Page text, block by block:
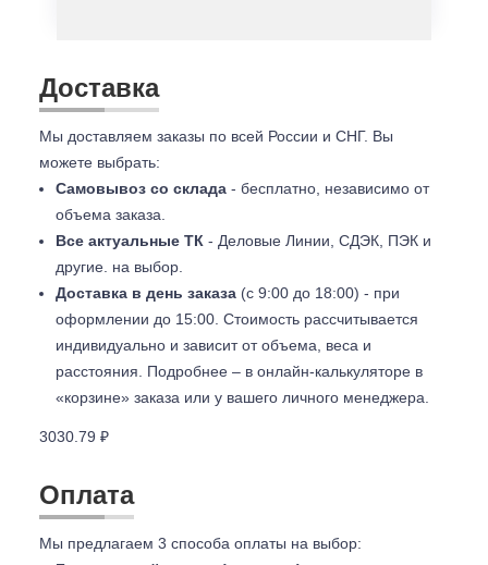
Доставка
Мы доставляем заказы по всей России и СНГ. Вы
можете выбрать:
Самовывоз со склада - бесплатно, независимо от
объема заказа.
Все актуальные ТК - Деловые Линии, СДЭК, ПЭК и
другие. на выбор.
Доставка в день заказа (с 9:00 до 18:00) - при
оформлении до 15:00. Стоимость рассчитывается
индивидуально и зависит от объема, веса и
расстояния. Подробнее – в онлайн-калькуляторе в
«корзине» заказа или у вашего личного менеджера.
3030.79 ₽
Оплата
Мы предлагаем 3 способа оплаты на выбор: